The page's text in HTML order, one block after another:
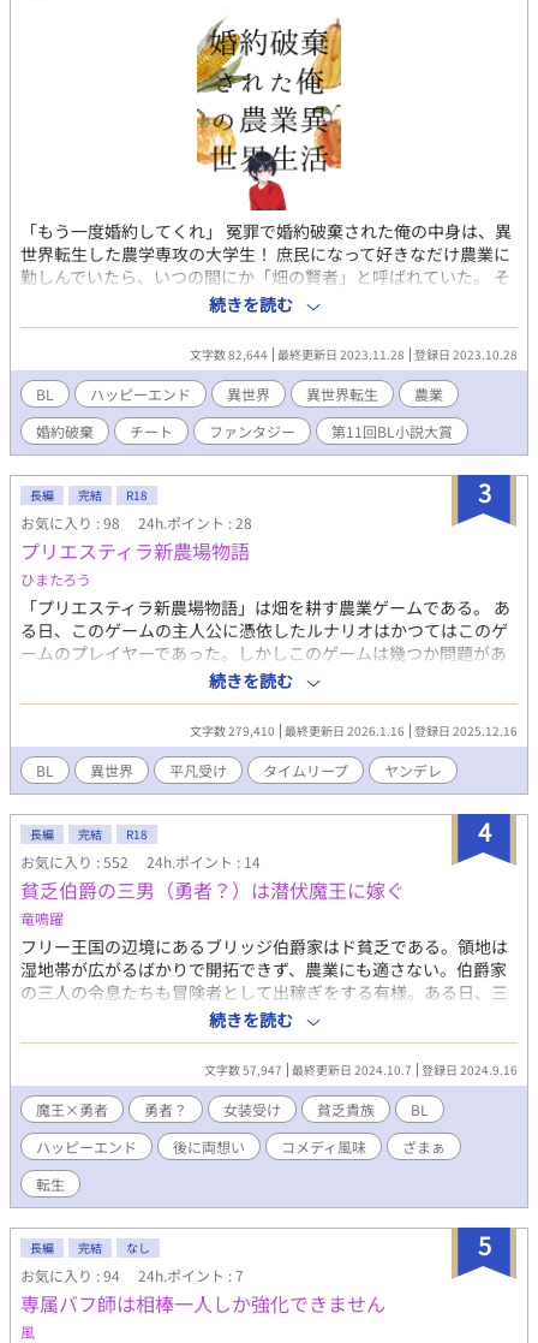
される初夜に突入。しかし、逃げる準備と最低限の荷物を準備し
てエリアスを待っていたが、部屋を訪れたエリアスは一糸まとわ
ずその美しく均整のとれた裸体を晒していた。小説に描写はない
が露出狂だったらしい。 「ああ、我が愛しい半身。やっとひとつ
になれる」 「えっ！？」 露出狂かと思ったエリアスに激しく求め
られてしまったフェリックスはなし崩し的に初夜を終えてしま
い、その後も「フェリックスをこの世界一番幸せにしたい」と蕩
けた表情で宣言されて逃げるタイミングを逃してしまい……。
「もう一度婚約してくれ」 冤罪で婚約破棄された俺の中身は、異
世界転生した農学専攻の大学生！ 庶民になって好きなだけ農業に
勤しんでいたら、いつの間にか「畑の賢者」と呼ばれていた。 そ
こに皇子からの迎えが来て復縁を求められる。 皇子の魔の手から
逃げ回ってると、幼馴染みの神官が‥。 （ムーンライトノベルズ
様、fujossy様にも掲載中） （第四回fujossy小説大賞エントリー
中）
続きを読む
文字数 82,644 最終更新日 2023.11.28 登録日 2023.10.28
BL ハッピーエンド 異世界 異世界転生
農業
婚約破棄
チート ファンタジー 第11回BL小説大賞
3
長編 完結 R18
お気に入り : 98 24h.ポイント : 28
プリエスティラ新農場物語
ひまたろう
「プリエスティラ新農場物語」は畑を耕す農業ゲームである。 あ
る日、このゲームの主人公に憑依したルナリオはかつてはこのゲ
ームのプレイヤーであった。しかしこのゲームは幾つか問題があ
り、その最たるものが「死にゲー」という事実だった。 絶対死に
たくないルナリオは知識を駆使して、シナリオに立ち向かってい
く。ゲームクリアするまで元の世界に戻れないこのゲームで、ル
ナリオは結婚候補や騎士やらを味方につけ、運命にあがいていく
のであった…！！ 【過保護な救国の騎士×平凡な農家の主人公】
・恋愛描写は2章以降です ・※がついている話は18禁シーンです
・小説家になろう様・カクヨム様にて掲載中です
続きを読む
文字数 279,410 最終更新日 2026.1.16 登録日 2025.12.16
BL 異世界 平凡受け タイムリープ ヤンデレ
4
長編 完結 R18
お気に入り : 552 24h.ポイント : 14
貧乏伯爵の三男（勇者？）は潜伏魔王に嫁ぐ
竜鳴躍
フリー王国の辺境にあるブリッジ伯爵家はド貧乏である。領地は
湿地帯が広がるばかりで開拓できず、農業にも適さない。伯爵家
の三人の令息たちも冒険者として出稼ぎをする有様。ある日、三
男のジルコンは湿地からレンコンを収穫しようとして光る剣を手
に入れるが、『あなたは勇者です。魔王を倒しに行きましょ
う！』という声をガン無視しながらいつも通りの日々を送ってい
た――――――。 「娘を嫁がせれば、多額の支度金と領地への今
後の支援を約束するから寄こせ！」という隣の辺境伯領からの釣
書（圧力）。 ポンコツの父親（当主）が、自分を娘として嫁がせ
るまでは。 「え？うそ？俺、戸籍、娘なの？？」 「だって３人と
も男の子なんだもの、1人くらい女の子が欲しかったし、どうせ学
園にも行かせられないし社交もできる状況じゃないからバレない
「性別はどっちでも構わん。魔王たる私なら性別が男だろうと孕
ませることは可能だからな。」 魔王に嫁いだ見た目は淑女、性格
はやんちゃな勇者の夫夫のお話。
続きを読む
文字数 57,947 最終更新日 2024.10.7 登録日 2024.9.16
魔王×勇者 勇者？ 女装受け 貧乏貴族
BL
ハッピーエンド
後に両想い コメディ風味
ざまぁ
転生
5
長編 完結 なし
お気に入り : 94 24h.ポイント : 7
専属バフ師は相棒一人しか強化できません
風